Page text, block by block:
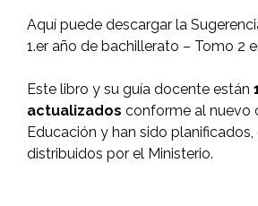
Aquí puede descargar la
1.er año de bachillerato – Tomo 2
Este libro y su guía docente están
actualizados conforme al nuevo
Educación y han sido
distribuidos por el Ministerio.